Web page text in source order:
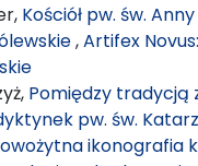
Kościół pw. św.
,Artifex
Pomiędzy tradycją
pw. św.
ikonografia